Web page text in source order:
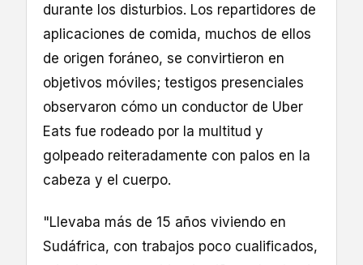
durante los disturbios. Los repartidores de
aplicaciones de comida, muchos de ellos
de origen foráneo, se convirtieron en
objetivos móviles; testigos presenciales
observaron cómo un conductor de Uber
Eats fue rodeado por la multitud y
golpeado reiteradamente con palos en la
cabeza y el cuerpo.
"Llevaba más de 15 años viviendo en
Sudáfrica, con trabajos poco cualificados,